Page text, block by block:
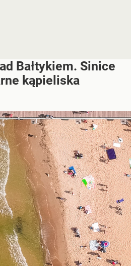
Bałtykiem. Sinice
kąpieliska